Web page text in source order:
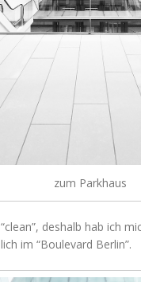
zum Parkhaus
deshalb hab ich
im “Boulevard Berlin”.